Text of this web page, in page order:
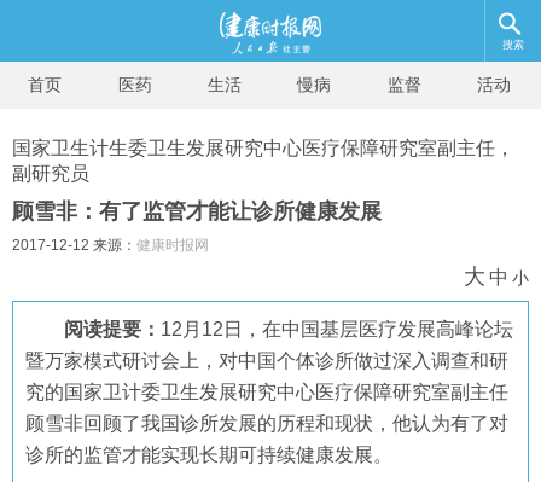
搜索
首页 医药 生活 慢病 监督 活动
国家卫生计生委卫生发展研究中心医疗保障研究室副主任，
副研究员
顾雪非：有了监管才能让诊所健康发展
2017-12-12 来源： 健康时报网
大 中 小
阅读提要： 12月12日，在中国基层医疗发展高峰论坛
暨万家模式研讨会上，对中国个体诊所做过深入调查和研
究的国家卫计委卫生发展研究中心医疗保障研究室副主任
顾雪非回顾了我国诊所发展的历程和现状，他认为有了对
诊所的监管才能实现长期可持续健康发展。